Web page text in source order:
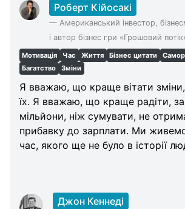
Роберт Кійосакі
— Американський інвестор,
і автор бізнес гри «Грошовий
Мотивація Час Життя Бізнес цитати
Багатство
Зміни
Я вважаю, що краще вітати
їх. Я вважаю, що краще радіти,
мільйони, ніж сумувати, не
прибавку до зарплати. Ми
час, якого ще не було в історії
Джон Кеннеді